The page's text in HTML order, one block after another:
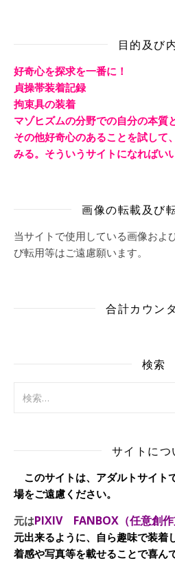
目的及び
好奇心を探求を一番に！
貞操帯装着記録
拘束具の装着
マゾヒズムの分野での自分の本質
その他好奇心のあることを試して
みる。そういうサイトになればい
画像の転載及び
当サイトで使用している画像およ
び転用等はご遠慮願います。
合計カウン
検索
サイトにつ
このサイトは、アダルトサイト
場をご遠慮ください。
元はPIXIV FANBOX（任意創作
元出来るように、自ら趣味で装着
着感や写真等を載せることで喜ん